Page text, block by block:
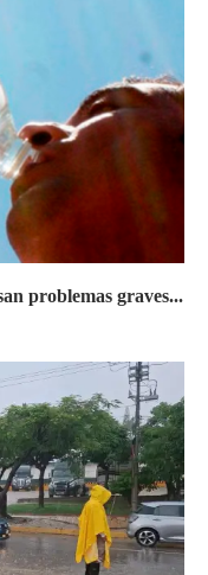
problemas graves...